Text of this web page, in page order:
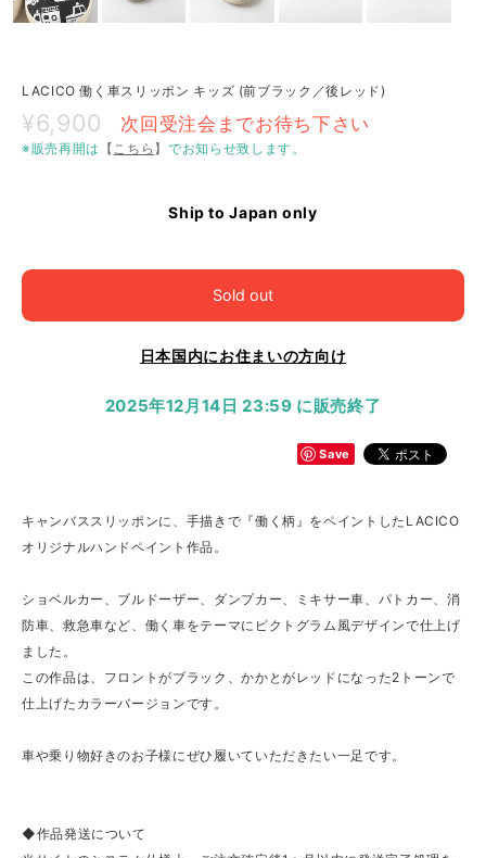
LACICO 働く車スリッポン キッズ (前ブラック／後レッド)
¥6,900 次回受注会までお待ち下さい
※販売再開は 【こちら 】でお知らせ致します。
Ship to Japan only
Sold out
日本国内にお住まいの方向け
2025年12月14日 23:59 に販売終了
Save
キャンバススリッポンに、手描きで『働く柄』をペイントしたLACICO
オリジナルハンドペイント作品。
ショベルカー、ブルドーザー、ダンプカー、ミキサー車、パトカー、消
防車、救急車など、働く車をテーマにピクトグラム風デザインで仕上げ
ました。
この作品は、フロントがブラック、かかとがレッドになった2トーンで
仕上げたカラーバージョンです。
車や乗り物好きのお子様にぜひ履いていただきたい一足です。
◆作品発送について